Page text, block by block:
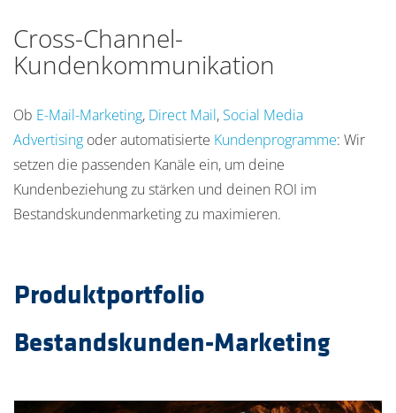
Cross-Channel-
Kundenkommunikation
Ob E-Mail-Marketing, Direct Mail, Social Media
Advertising oder automatisierte Kundenprogramme: Wir
setzen die passenden Kanäle ein, um deine
Kundenbeziehung zu stärken und deinen ROI im
Bestandskundenmarketing zu maximieren.
Produktportfolio
Bestandskunden-Marketing